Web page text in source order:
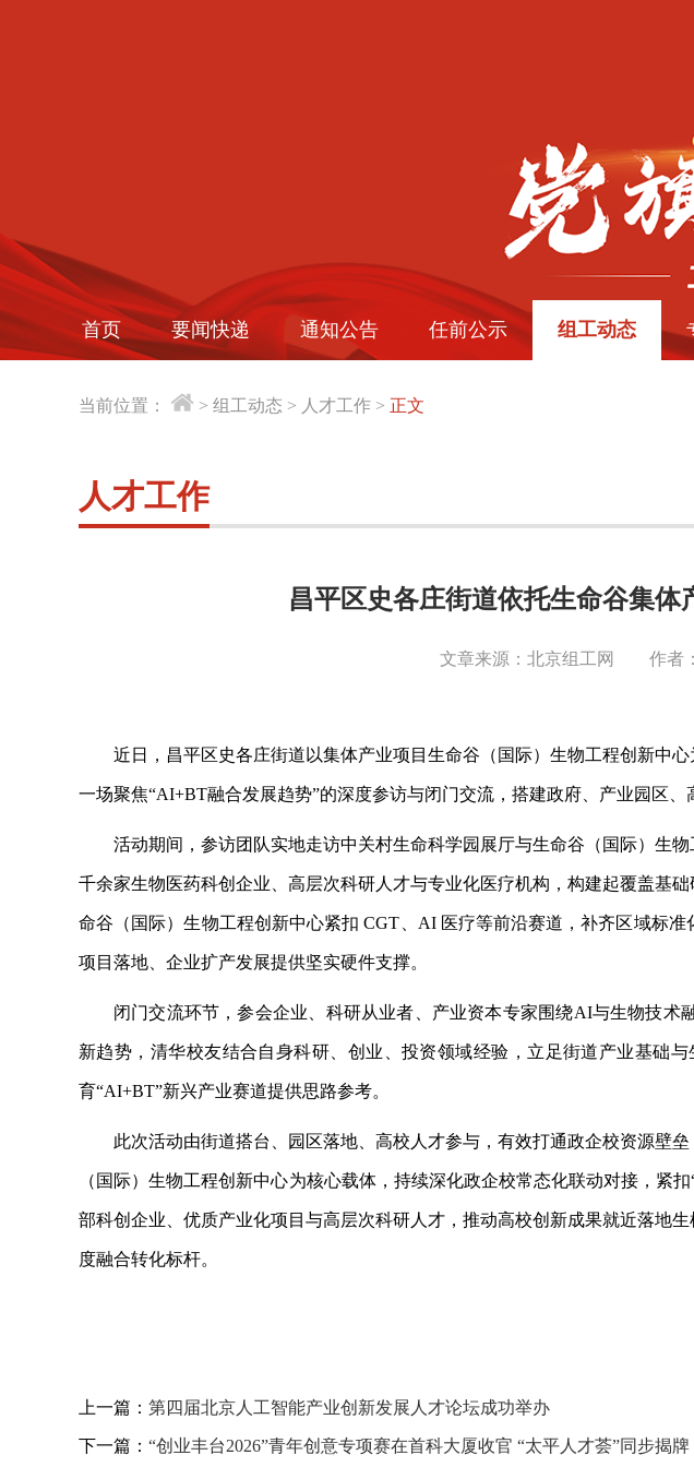
首页 要闻快递 通知公告 任前公示 组工动态
当前位置： > 组工动态 > 人才工作 > 正文
人才工作
昌平区史各庄街道依托生命谷集
文章来源：北京组工网 作者
近日，昌平区史各庄街道以集体产业项目生命谷（国际）生物工程创新中
一场聚焦“AI+BT融合发展趋势”的深度参访与闭门交流，搭建政府、产业园区
活动期间，参访团队实地走访中关村生命科学园展厅与生命谷（国际）生
千余家生物医药科创企业、高层次科研人才与专业化医疗机构，构建起覆盖基
命谷（国际）生物工程创新中心紧扣 CGT、AI 医疗等前沿赛道，补齐区域标
项目落地、企业扩产发展提供坚实硬件支撑。
闭门交流环节，参会企业、科研从业者、产业资本专家围绕AI与生物技术
新趋势，清华校友结合自身科研、创业、投资领域经验，立足街道产业基础
育“AI+BT”新兴产业赛道提供思路参考。
此次活动由街道搭台、园区落地、高校人才参与，有效打通政企校资源壁
（国际）生物工程创新中心为核心载体，持续深化政企校常态化联动对接，紧扣
部科创企业、优质产业化项目与高层次科研人才，推动高校创新成果就近落地
度融合转化标杆。
上一篇： 第四届北京人工智能产业创新发展人才论坛成功举办
下一篇： “创业丰台2026”青年创意专项赛在首科大厦收官 “太平人才荟”同步揭牌